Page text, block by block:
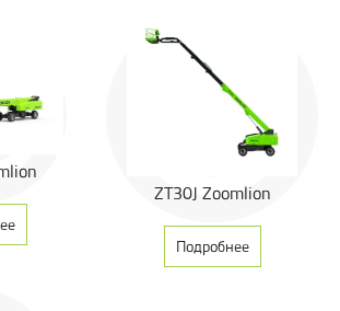
имеет 5-летнюю гарантию с втрое более
службы, чем традиционные свинцово-
система привода переменного тока
мощность и стабильное управление.
составляет 45%, а двигатель не требует
в течение всего времени подъема.
двойная система управления (управление
насосом) обеспечивает
плавное и эффективное управление.
ZT30J Zoomlion
Подробнее